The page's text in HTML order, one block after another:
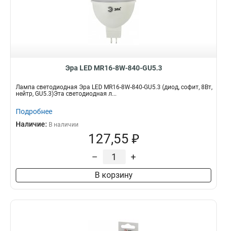
Эра LED MR16-8W-840-GU5.3
Лампа светодиодная Эра LED MR16-8W-840-GU5.3 (диод, софит, 8Вт,
нейтр, GU5.3)Эта светодиодная л...
Подробнее
Наличие: В наличии
127,55 ₽
– +
В корзину